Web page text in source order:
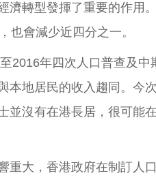
轉型發揮了重要的作用
也會減少近四分之一。
2016年四次人口普查及
地居民的收入趨同。今
沒有在港長居，很可能
大，香港政府在制訂人